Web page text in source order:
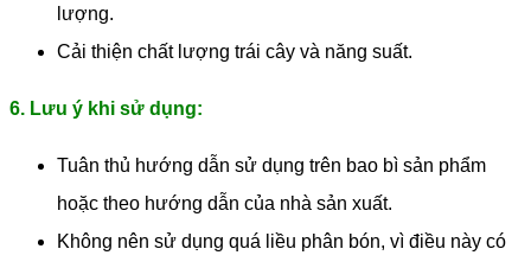
lượng.
Cải thiện chất lượng trái cây và năng suất.
6. Lưu ý khi sử dụng:
Tuân thủ hướng dẫn sử dụng trên bao bì sản phẩm
hoặc theo hướng dẫn của nhà sản xuất.
Không nên sử dụng quá liều phân bón, vì điều này có